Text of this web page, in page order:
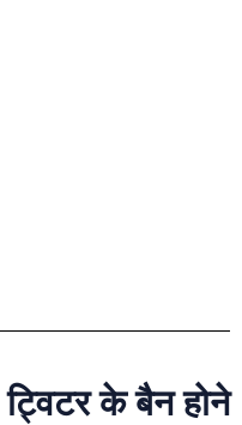
के बैन होने